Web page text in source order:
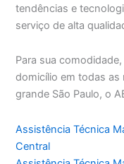
tendências e
serviço de alta
Para sua
domicílio em todas as
grande São Paulo, o
Assistência Técnica
Central